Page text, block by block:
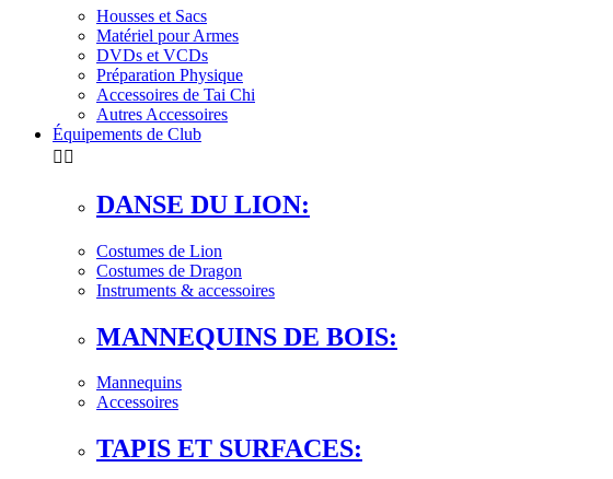
Housses et Sacs
Matériel pour Armes
DVDs et VCDs
Préparation Physique
Accessoires de Tai Chi
Autres Accessoires
Équipements de Club
 
DANSE DU LION:
Costumes de Lion
Costumes de Dragon
Instruments & accessoires
MANNEQUINS DE BOIS:
Mannequins
Accessoires
TAPIS ET SURFACES: